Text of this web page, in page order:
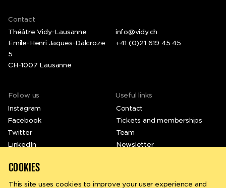
Contact
Théâtre Vidy-Lausanne
Emile-Henri Jaques-Dalcroze
5
CH-1007 Lausanne
info@vidy.ch
+41 (0)21 619 45 45
Useful links
Contact
Tickets and memberships
Team
Newsletter
Follow us
Instagram
Facebook
Twitter
LinkedIn
COOKIES
This site uses cookies to improve your user experience and